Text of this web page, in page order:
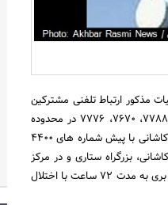
مذکور ارتباط تلفنی مشترکین
در مرکز مخابرات شهید عاطف با پیش شماره های 7729، 7770 الی 7774، 7786 الی 7788، 7670، 7776 در محدوده
خیابان های جشنواره، 160 شرقی، بلوار پروین، کمیل میرزازاده و در مرکز مخابرات آیت ا... کاشانی با پیش شماره های 4400
عزتی پور، مطهری، 2 شرقی، آیت ا... کاشانی، بزرگراه ستاری و در مرکز
مخابرات گلپایگانی قلعه میر با پیش شماره های 5645، 5686 در محدوده قلعه میر، چوب بری به مدت 72 ساعت با اختلال